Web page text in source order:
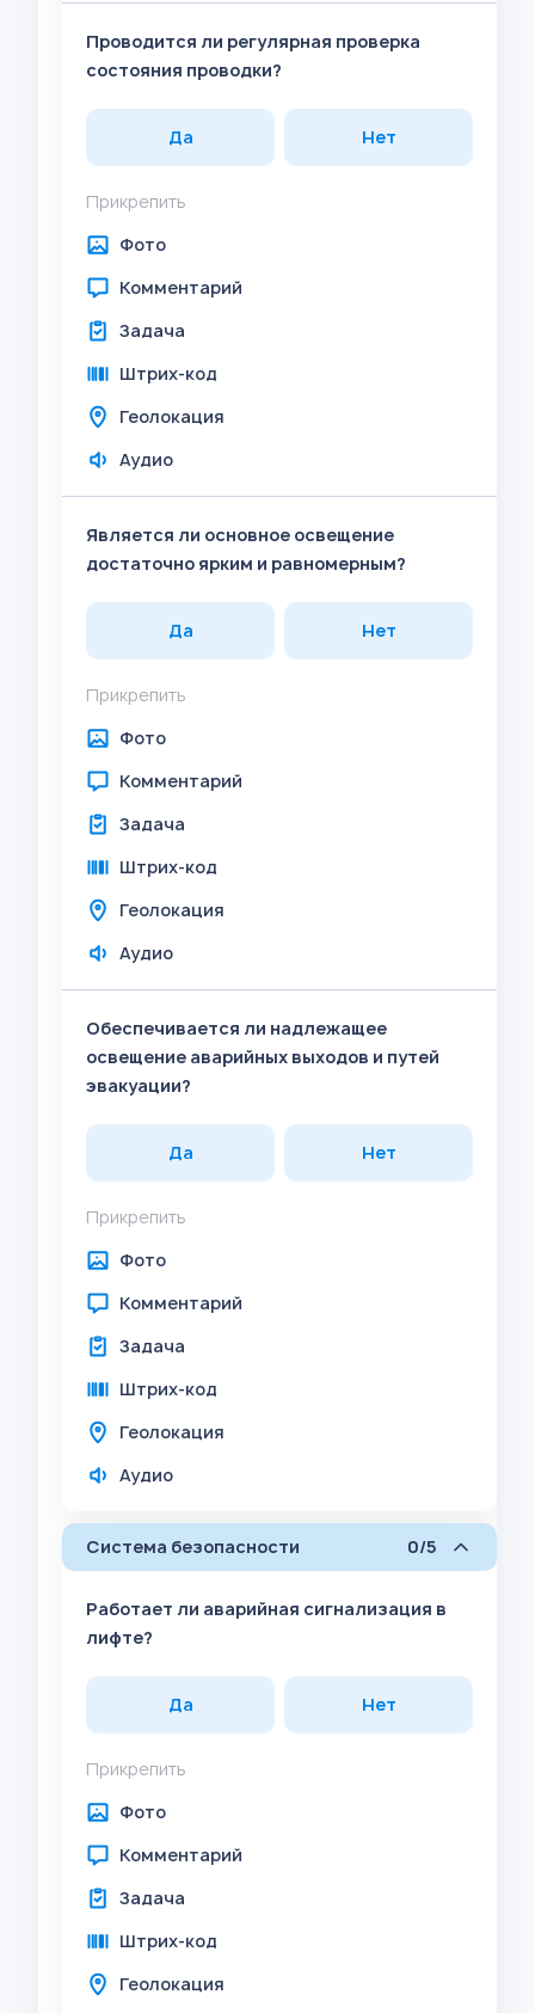
Проводится ли регулярная проверка
состояния проводки?
Да Нет
Прикрепить
Фото
Комментарий
Задача
Штрих-код
Геолокация
Аудио
Является ли основное освещение
достаточно ярким и равномерным?
Да Нет
Прикрепить
Фото
Комментарий
Задача
Штрих-код
Геолокация
Аудио
Обеспечивается ли надлежащее
освещение аварийных выходов и путей
эвакуации?
Да Нет
Прикрепить
Фото
Комментарий
Задача
Штрих-код
Геолокация
Аудио
Система безопасности 0/5
Работает ли аварийная сигнализация в
лифте?
Да Нет
Прикрепить
Фото
Комментарий
Задача
Штрих-код
Геолокация